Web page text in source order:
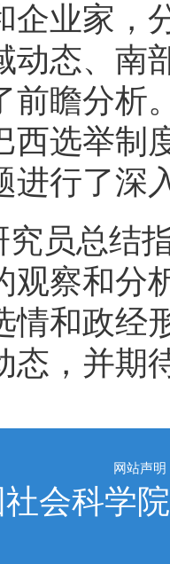
企业家，
动态、南
前瞻分析
西选举制
进行了深
究员总结
观察和分
情和政经
态，并期
网站声明
会科学